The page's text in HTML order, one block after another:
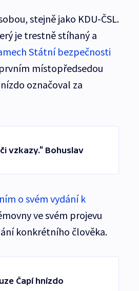
stejně jako KDU-ČSL.
je trestně stíhaný a
Státní bezpečnosti
místopředsedou
označoval za
vzkazy.“ Bohuslav
o svém vydání k
ve svém projevu
konkrétního člověka.
Čapí hnízdo